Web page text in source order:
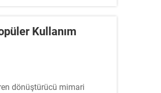
Kullanım
dönüştürücü mimari